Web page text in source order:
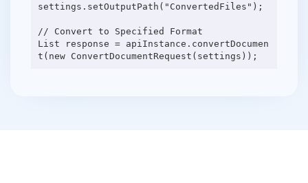
settings.setOutputPath("ConvertedFiles");
// Convert to Specified Format
List response = apiInstance.convertDocumen